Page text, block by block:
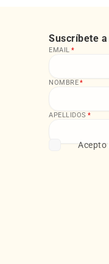
Suscríbete
EMAIL *
NOMBRE*
APELLIDOS *
Acepto